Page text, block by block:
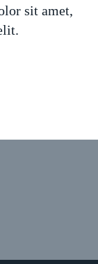
sit amet,